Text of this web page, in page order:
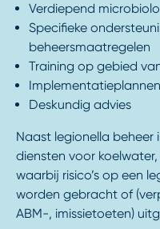
Verdiepend
Specifieke
beheersmaatregelen
Training op gebied
Implementatieplannen
Deskundig advies
Naast legionella beheer
diensten voor
waarbij risico’s op een
worden gebracht of
ABM-, imissietoeten)